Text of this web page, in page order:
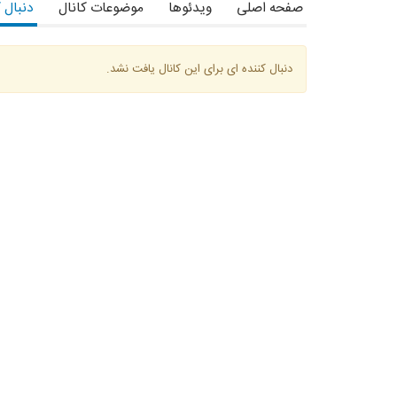
صفحه اصلی ویدئوها موضوعات کانال
دنبال کننده ای برای این کانال یافت نشد.